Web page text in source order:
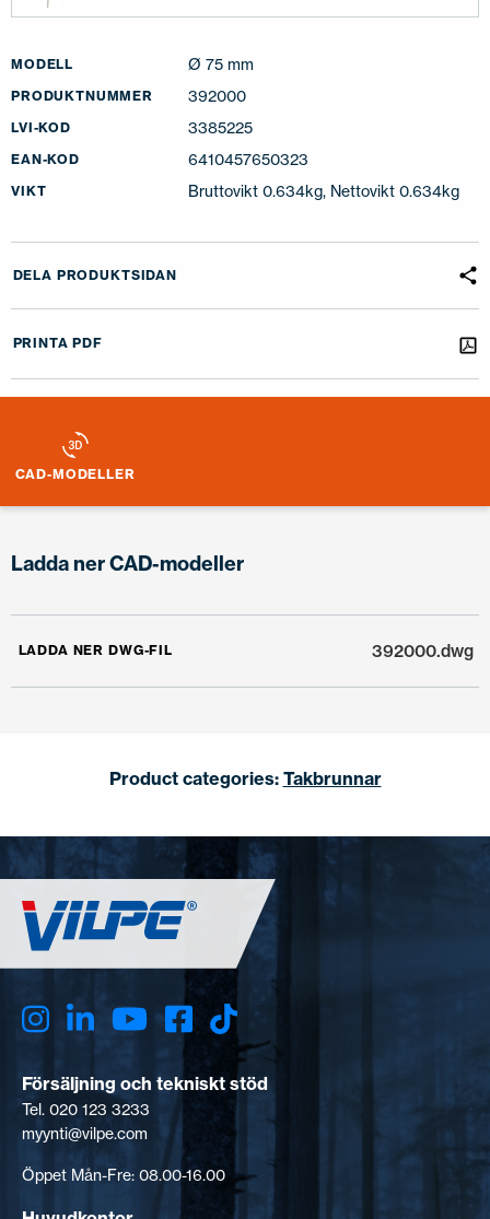
MODELL Ø 75 mm
PRODUKTNUMMER 392000
LVI-KOD 3385225
EAN-KOD 6410457650323
VIKT Bruttovikt 0.634kg, Nettovikt 0.634kg
DELA PRODUKTSIDAN
PRINTA PDF
CAD-MODELLER
Ladda ner CAD-modeller
LADDA NER DWG-FIL 392000.dwg
Product categories: Takbrunnar
Försäljning och tekniskt stöd
Tel. 020 123 3233
myynti@vilpe.com
Öppet Mån-Fre: 08.00-16.00